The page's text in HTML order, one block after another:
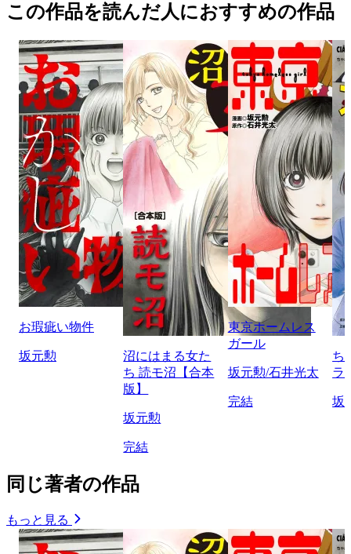
この作品を読んだ人におすすめの作品
お瑕疵い物件
坂元勲
沼にはまる女た
ち 読モ沼【合本
版】
坂元勲
完結
東京ホームレス
ガール
坂元勲/石井光太
完結
ち
ラ
坂
同じ著者の作品
もっと見る